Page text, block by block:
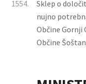
1554.
Sklep o
nujno
Občine Gornji
Občine